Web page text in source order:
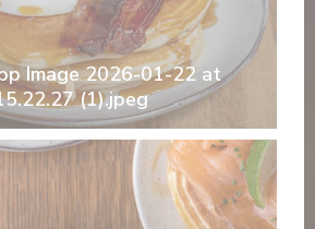
Image 2026-01-22 at
(1).jpeg